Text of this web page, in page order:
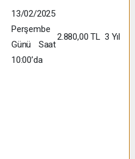
13/02/2025
Perşembe
Günü Saat
10:00’da
2.880,00 TL 3 Yıl